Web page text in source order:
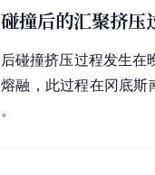
碰撞后的汇聚挤压
后碰撞挤压过程发生在
熔融，此过程在冈底斯
。